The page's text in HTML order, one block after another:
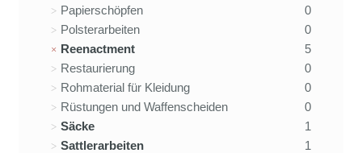
Papierschöpfen
0
Polsterarbeiten
0
Reenactment
5
Restaurierung
0
Rohmaterial für Kleidung
0
Rüstungen und Waffenscheiden
0
Säcke
1
Sattlerarbeiten
1